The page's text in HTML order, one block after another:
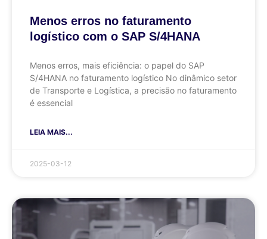
Menos erros no faturamento
logístico com o SAP S/4HANA
Menos erros, mais eficiência: o papel do SAP
S/4HANA no faturamento logístico No dinâmico setor
de Transporte e Logística, a precisão no faturamento
é essencial
LEIA MAIS...
2025-03-12